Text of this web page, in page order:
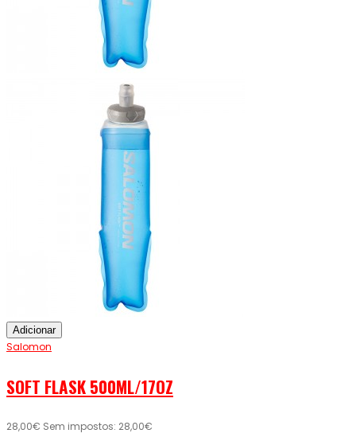
Adicionar
Salomon
SOFT FLASK 500ML/17OZ
28,00€ Sem impostos: 28,00€